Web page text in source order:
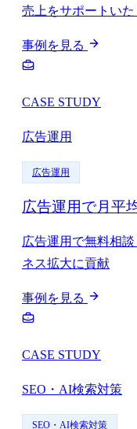
売上をサポートいた
事例を見る
CASE STUDY
広告運用
広告運用
広告運用で月平
広告運用で無料相
ネス拡大に貢献
事例を見る
CASE STUDY
SEO・AI検索対策
SEO・AI検索対策